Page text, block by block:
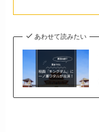
あわせて読みたい